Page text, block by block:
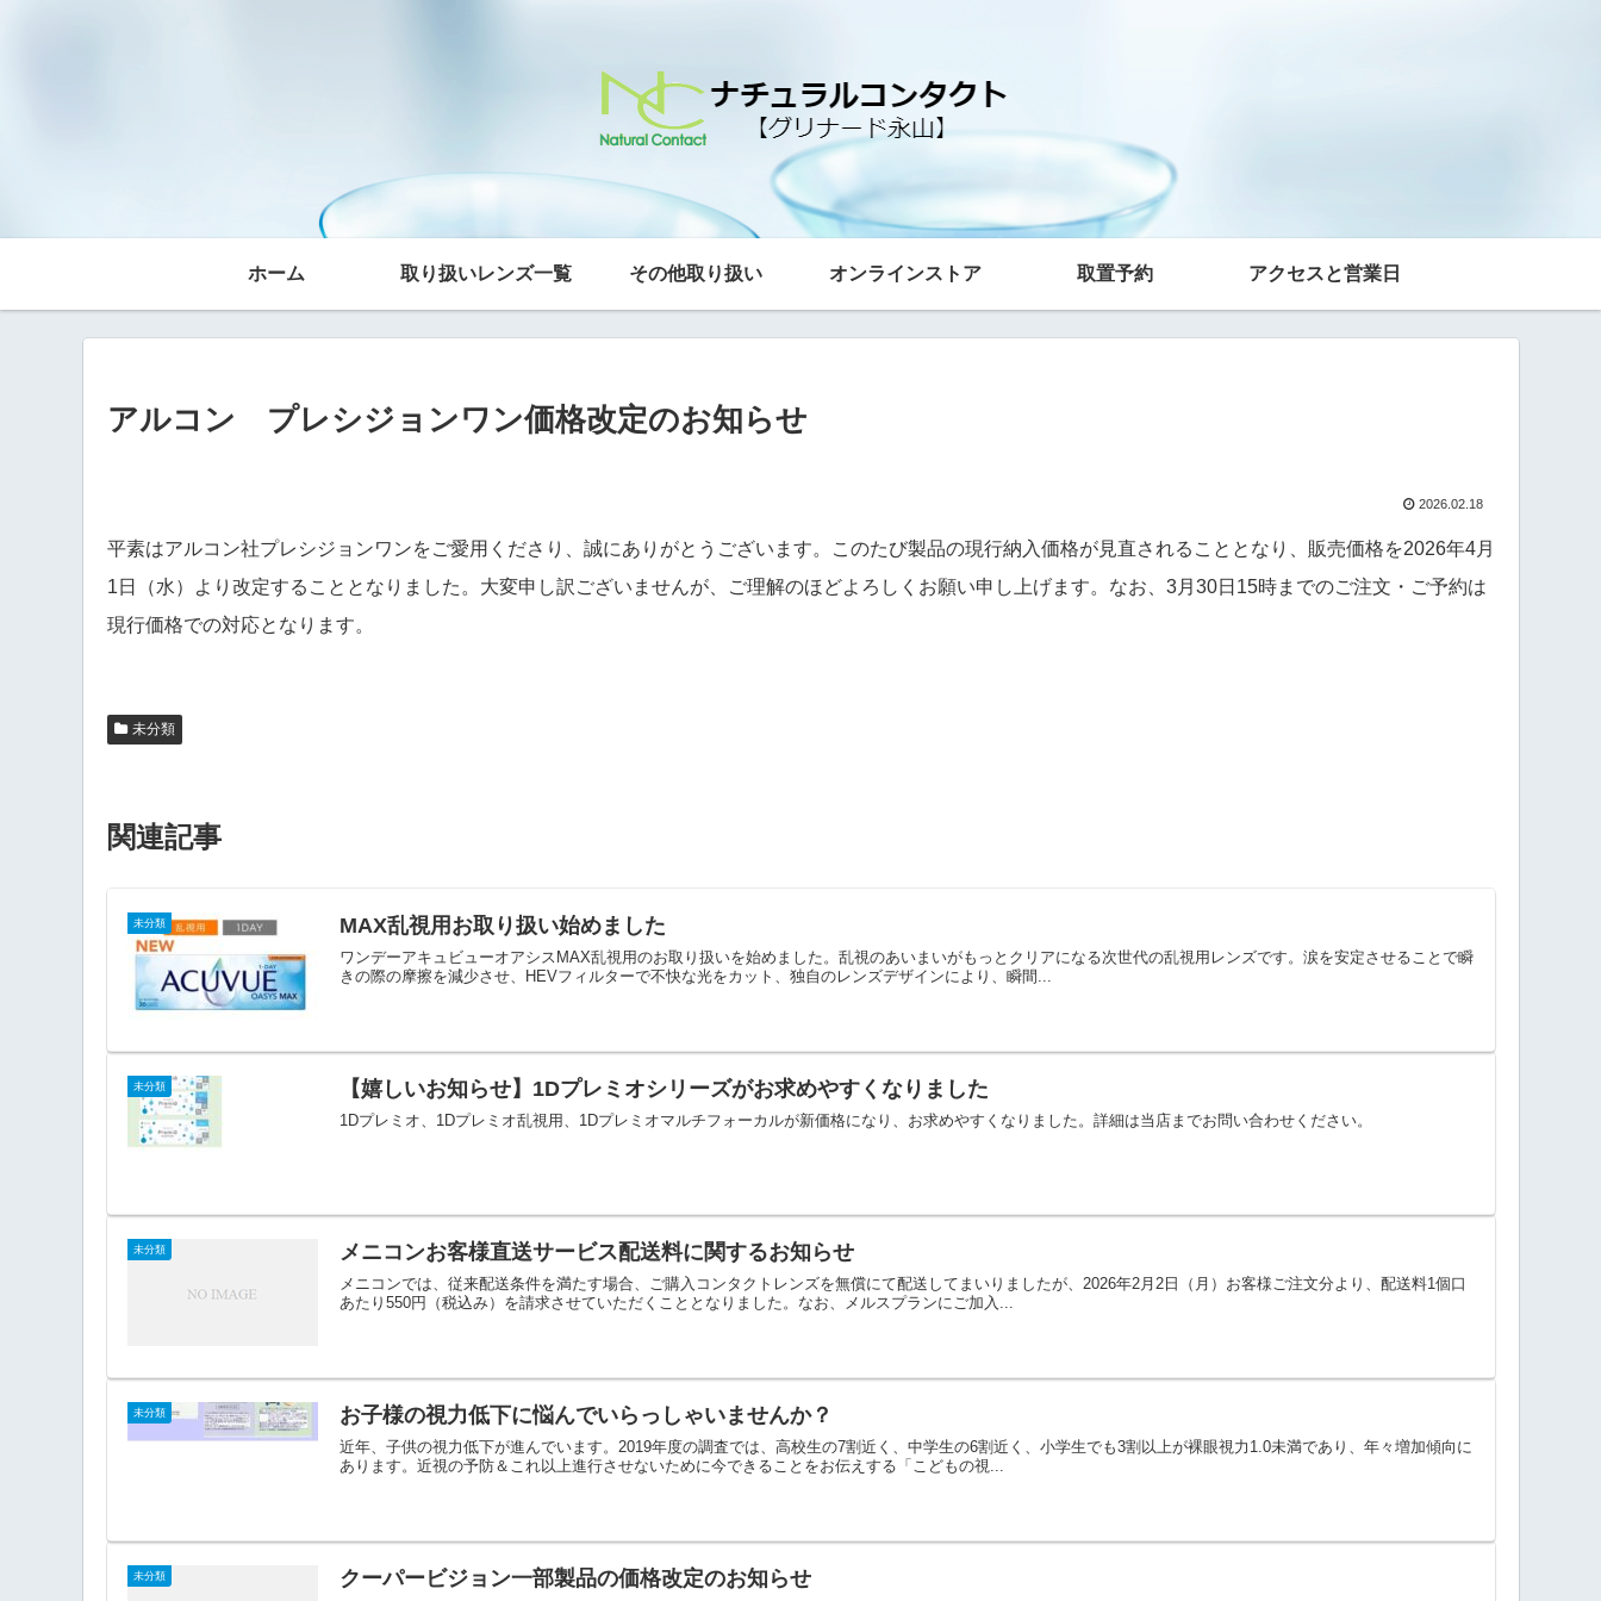
ホーム 取り扱いレンズ一覧 その他取り扱い オンラインストア 取置予約 アクセスと営業日
アルコン プレシジョンワン価格改定のお知らせ
2026.02.18
平素はアルコン社プレシジョンワンをご愛用くださり、誠にありがとうございます。このたび製品の現行納入価格が見直されることとなり、販売価格を2026年4月
1日（水）より改定することとなりました。大変申し訳ございませんが、ご理解のほどよろしくお願い申し上げます。なお、3月30日15時までのご注文・ご予約は
現行価格での対応となります。
未分類
関連記事
未分類 MAX乱視用お取り扱い始めました
ワンデーアキュビューオアシスMAX乱視用のお取り扱いを始めました。乱視のあいまいがもっとクリアになる次世代の乱視用レンズです。涙を安定させることで瞬
きの際の摩擦を減少させ、HEVフィルターで不快な光をカット、独自のレンズデザインにより、瞬間...
未分類 【嬉しいお知らせ】1Dプレミオシリーズがお求めやすくなりました
1Dプレミオ、1Dプレミオ乱視用、1Dプレミオマルチフォーカルが新価格になり、お求めやすくなりました。詳細は当店までお問い合わせください。
未分類 メニコンお客様直送サービス配送料に関するお知らせ
メニコンでは、従来配送条件を満たす場合、ご購入コンタクトレンズを無償にて配送してまいりましたが、2026年2月2日（月）お客様ご注文分より、配送料1個口
あたり550円（税込み）を請求させていただくこととなりました。なお、メルスプランにご加入...
未分類 お子様の視力低下に悩んでいらっしゃいませんか？
近年、子供の視力低下が進んでいます。2019年度の調査では、高校生の7割近く、中学生の6割近く、小学生でも3割以上が裸眼視力1.0未満であり、年々増加傾向に
あります。近視の予防＆これ以上進行させないために今できることをお伝えする「こどもの視...
未分類 クーパービジョン一部製品の価格改定のお知らせ